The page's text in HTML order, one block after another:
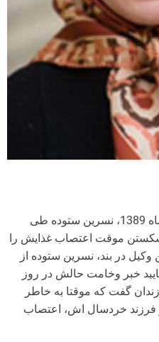
امروز 29 آذرماه 1389، نسرین ستوده طی
شکستن موقت اعتصاب غذایش را
در بند، نسرین ستوده از
خبر وخامت حالش در روز
گفت که موقتا به خاطر
فرزند خردسال اش، اعتصاب